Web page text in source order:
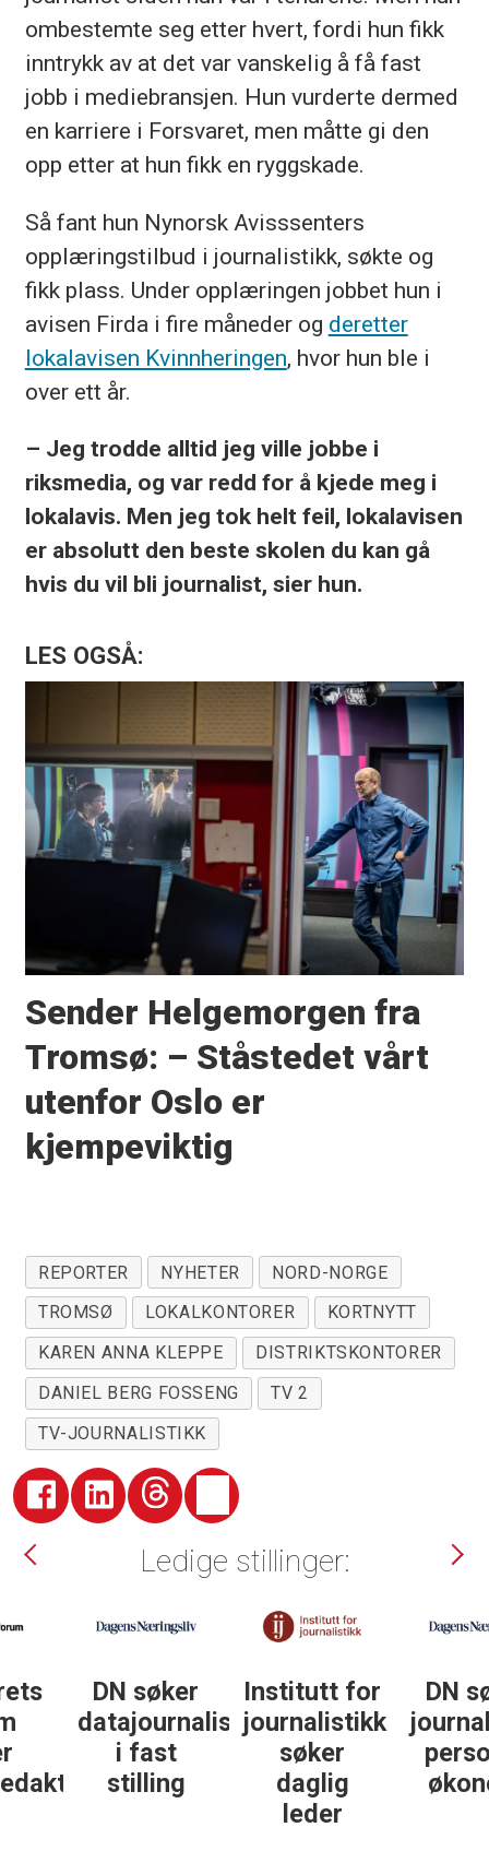
ombestemte seg etter hvert, fordi hun fikk
inntrykk av at det var vanskelig å få fast
jobb i mediebransjen. Hun vurderte dermed
en karriere i Forsvaret, men måtte gi den
opp etter at hun fikk en ryggskade.
Så fant hun Nynorsk Avisssenters
opplæringstilbud i journalistikk, søkte og
fikk plass. Under opplæringen jobbet hun i
avisen Firda i fire måneder og deretter
lokalavisen Kvinnheringen, hvor hun ble i
over ett år.
– Jeg trodde alltid jeg ville jobbe i
riksmedia, og var redd for å kjede meg i
lokalavis. Men jeg tok helt feil, lokalavisen
er absolutt den beste skolen du kan gå
hvis du vil bli journalist, sier hun.
LES OGSÅ:
Sender Helgemorgen fra
Tromsø: – Ståstedet vårt
utenfor Oslo er
kjempeviktig
REPORTER NYHETER
NORD-NORGE
TROMSØ
LOKALKONTORER
KORTNYTT
KAREN ANNA KLEPPE
DISTRIKTSKONTORER
DANIEL BERG FOSSENG
TV 2
TV-JOURNALISTIKK
Ledige stillinger:
DN søker
datajournalist
stilling
Institutt for
journalistikk
daglig
DN søker
journalist
personlig
økonomi